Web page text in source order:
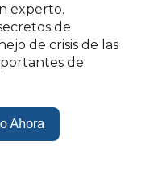
experto.
de
de crisis de las
de